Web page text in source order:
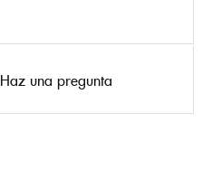
Haz una pregunta